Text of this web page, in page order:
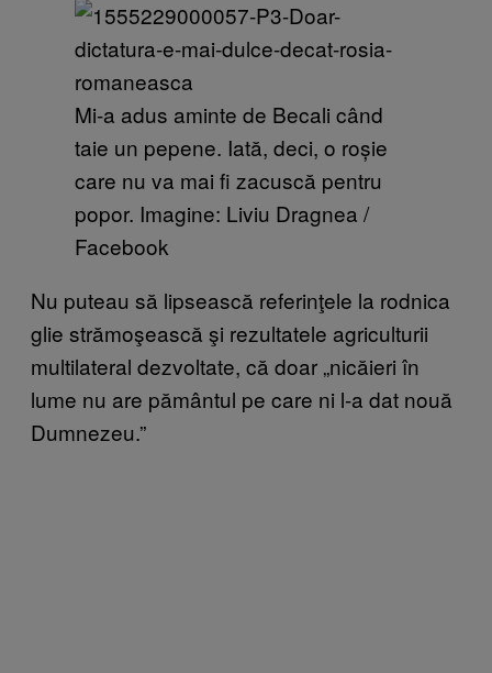
Mi-a adus aminte de Becali când
taie un pepene. Iată, deci, o roșie
care nu va mai fi zacuscă pentru
popor. Imagine: Liviu Dragnea /
Facebook
Nu puteau să lipsească referinţele la rodnica
glie strămoşească şi rezultatele agriculturii
multilateral dezvoltate, că doar „nicăieri în
lume nu are pământul pe care ni l-a dat nouă
Dumnezeu.”